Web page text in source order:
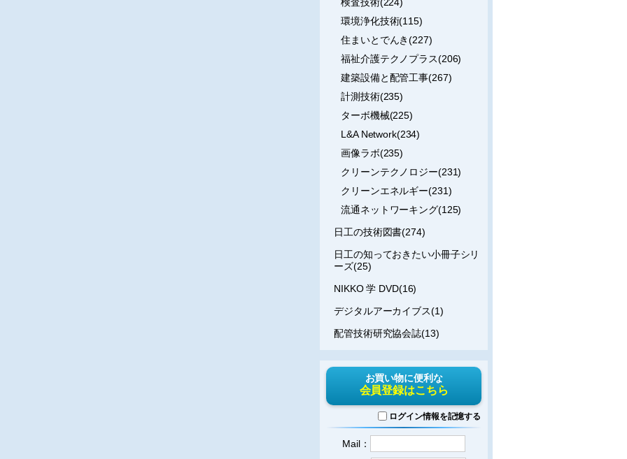
環境浄化技術(115)
住まいとでんき(227)
福祉介護テクノプラス(206)
建築設備と配管工事(267)
計測技術(235)
ターボ機械(225)
L&A Network(234)
画像ラボ(235)
クリーンテクノロジー(231)
クリーンエネルギー(231)
流通ネットワーキング(125)
日工の技術図書(274)
日工の知っておきたい小冊子シリ
ーズ(25)
NIKKO 学 DVD(16)
デジタルアーカイブス(1)
配管技術研究協会誌(13)
お買い物に便利な
会員登録はこちら
ログイン情報を記憶する
Mail：